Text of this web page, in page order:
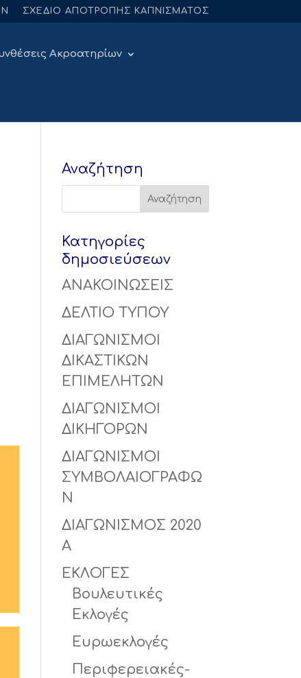
ΣΧΕΔΙΟ ΑΠΟΤΡΟΠΗΣ ΚΑΠΝΙΣΜΑΤΟΣ
Ακροατηρίων
Αναζήτηση
Κατηγορίες
δημοσιεύσεων
ΑΝΑΚΟΙΝΩΣΕΙΣ
ΔΕΛΤΙΟ ΤΥΠΟΥ
ΔΙΑΓΩΝΙΣΜΟΙ
ΔΙΚΑΣΤΙΚΩΝ
ΕΠΙΜΕΛΗΤΩΝ
ΔΙΑΓΩΝΙΣΜΟΙ
ΔΙΚΗΓΟΡΩΝ
ΔΙΑΓΩΝΙΣΜΟΙ
ΣΥΜΒΟΛΑΙΟΓΡΑΦΩ
Ν
ΔΙΑΓΩΝΙΣΜΟΣ 2020
Α
ΕΚΛΟΓΕΣ
Βουλευτικές
Εκλογές
Ευρωεκλογές
Περιφερειακές-